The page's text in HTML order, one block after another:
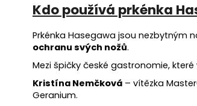
Kdo používá prkénka
Prkénka Hasegawa jsou nezbytným
ochranu svých nožů.
Mezi špičky české gastronomie,
Kristína Nemčková – vítězka
Geranium.